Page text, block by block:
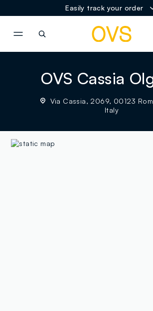
Easily track your order
OVS Cassia
Via Cassia, 2069, 00123
Italy